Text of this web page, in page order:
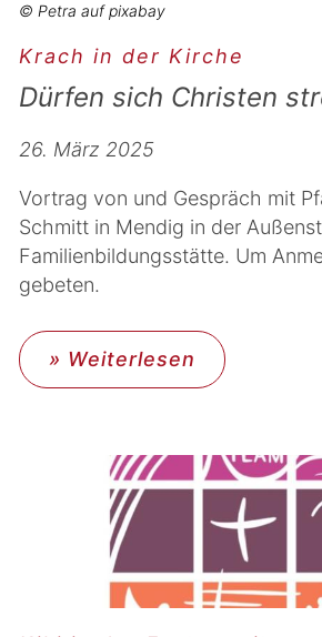
© Petra auf pixabay
Krach in der Kirche
Dürfen sich Christen
26. März 2025
Vortrag von und Gespräch mit
Schmitt in Mendig in der
Familienbildungsstätte. Um
gebeten.
» Weiterlesen